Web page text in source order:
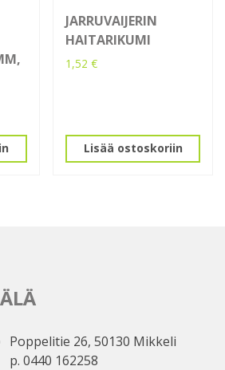
JARRUVAIJERIN
HAITARIKUMI
1,52€
Lisää ostoskoriin
Poppelitie 26, 50130 Mikkeli
p. 0440 162258